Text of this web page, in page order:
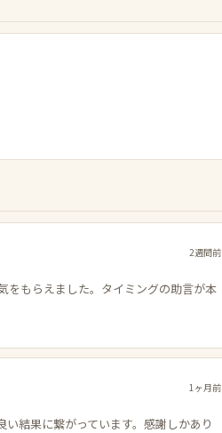
2週間前
をもらえました。タイミングの助言が本
1ヶ月前
結果に繋がっています。感謝しかあり